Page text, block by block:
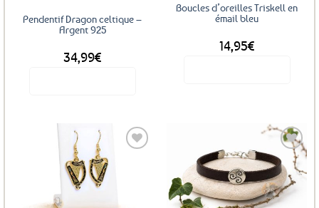
sur
Pendentif Dragon celtique –
Argent 925
34,99€
Boucles d’oreilles Triskell en
émail bleu
14,95€
Ajouter
aux
favoris